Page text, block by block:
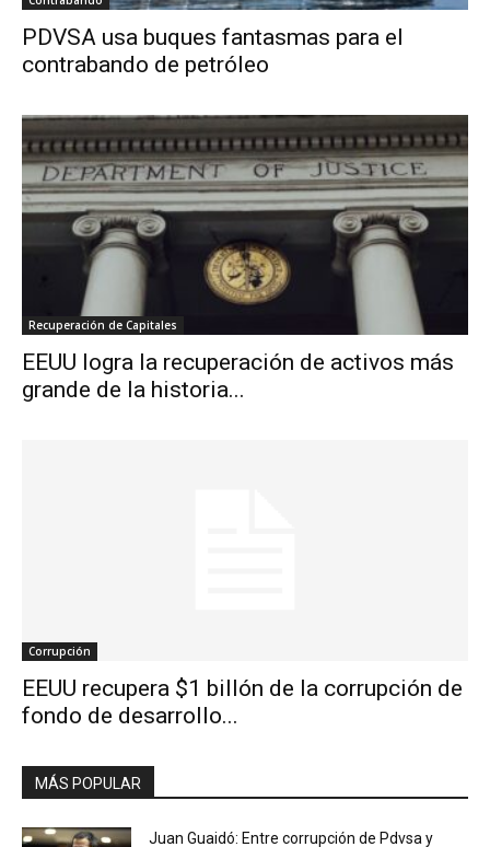
PDVSA usa buques fantasmas para el
contrabando de petróleo
Recuperación de Capitales
EEUU logra la recuperación de activos más
grande de la historia...
Corrupción
EEUU recupera $1 billón de la corrupción de
fondo de desarrollo...
MÁS POPULAR
Juan Guaidó: Entre corrupción de Pdvsa y